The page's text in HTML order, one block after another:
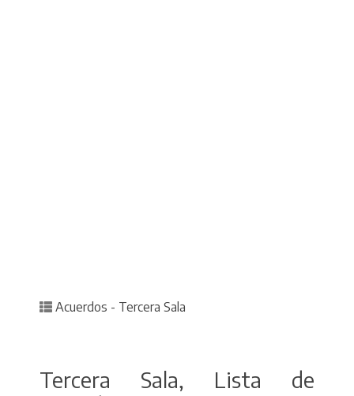
Posted in
Acuerdos - Tercera Sala
Tercera Sala, Lista de